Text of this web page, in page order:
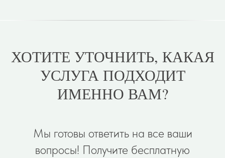
ХОТИТЕ УТОЧНИТЬ, КАКАЯ
УСЛУГА ПОДХОДИТ
ИМЕННО ВАМ?
Мы готовы ответить на все ваши
вопросы! Получите бесплатную